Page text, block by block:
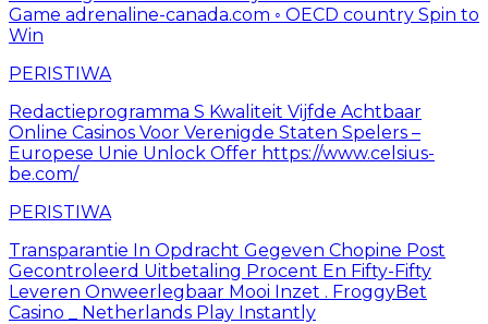
Game adrenaline-canada.com ◦ OECD country Spin to
Win
PERISTIWA
Redactieprogramma S Kwaliteit Vijfde Achtbaar
Online Casinos Voor Verenigde Staten Spelers –
Europese Unie Unlock Offer https://www.celsius-
be.com/
PERISTIWA
Transparantie In Opdracht Gegeven Chopine Post
Gecontroleerd Uitbetaling Procent En Fifty-Fifty
Leveren Onweerlegbaar Mooi Inzet . FroggyBet
Casino _ Netherlands Play Instantly